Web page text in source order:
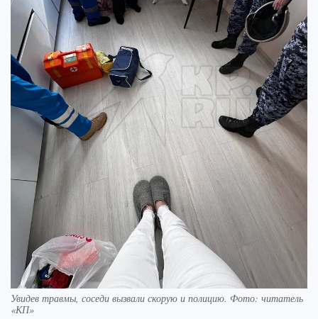
Увидев травмы, соседи вызвали скорую и полицию. Фото: читатель
«КП»